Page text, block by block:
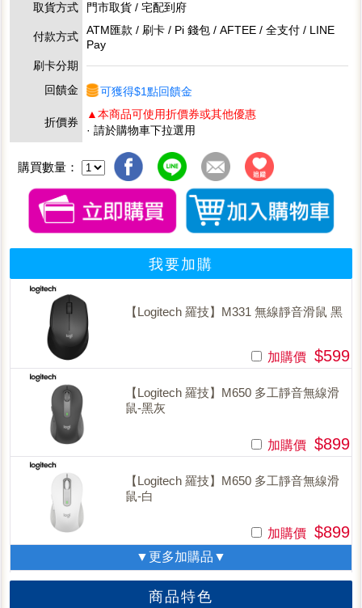
取貨方式 門市取貨 / 宅配到府
付款方式
ATM匯款 / 刷卡 / Pi 錢包 / AFTEE / 全支付 / LINE
Pay
刷卡分期
回饋金
可獲得$1點回饋金
折價券
▲本商品可使用折價券或其他優惠
· 請於購物車下拉選用
購買數量：
我要加購
【Logitech 羅技】M331 無線靜音滑鼠 黑
加購價 $599
【Logitech 羅技】M650 多工靜音無線滑
鼠-黑灰
加購價 $899
【Logitech 羅技】M650 多工靜音無線滑
鼠-白
加購價 $899
▼更多加購品▼
商品特色